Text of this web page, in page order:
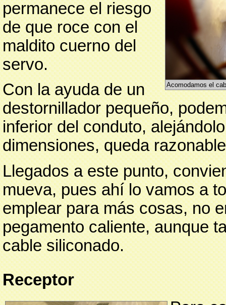
Acomodamos el
permanece el riesgo
de que roce con el
maldito cuerno del
servo.
Con la ayuda de un
destornillador pequeño,
inferior del conduto,
dimensiones, queda
Llegados a este punto,
mueva, pues ahí lo vamos a
emplear para más cosas, no
pegamento caliente, aunque
cable siliconado.
Receptor